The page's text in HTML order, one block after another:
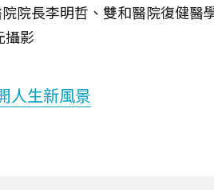
院長李明哲、雙和醫院復健醫
攝影
人生新風景